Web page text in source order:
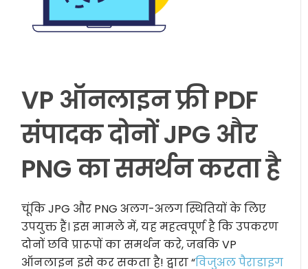
VP ऑनलाइन फ्री PDF
संपादक दोनों JPG और
PNG का समर्थन करता है
चूंकि JPG और PNG अलग-अलग स्थितियों के लिए
उपयुक्त हैं। इस मामले में, यह महत्वपूर्ण है कि उपकरण
दोनों छवि प्रारूपों का समर्थन करे, जबकि VP
ऑनलाइन इसे कर सकता है! द्वारा “विजुअल पैराडाइग